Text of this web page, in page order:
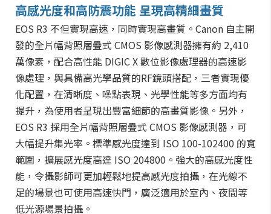
高感光度和高防震功能 呈現高精細畫質
EOS R3 不但實現高速，同時實現高畫質。Canon 自主開
發的全片幅背照層疊式 CMOS 影像感測器擁有約 2,410
萬像素，配合高性能 DIGIC X 數位影像處理器的高速影
像處理，與具備高光學品質的RF鏡頭搭配，三者實現優
化配置，在清晰度、噪點表現、光學性能等多方面均有
提升，為使用者呈現出豐富細節的高畫質影像。另外，
EOS R3 採用全片幅背照層疊式 CMOS 影像感測器，可
大幅提升集光率。標準感光度達到 ISO 100-102400 的寬
範圍，擴展感光度高達 ISO 204800。強大的高感光度性
能，令攝影師可更加輕鬆地提高感光度拍攝，在光線不
足的場景也可使用高速快門，廣泛適用於室內、夜間等
低光源場景拍攝。